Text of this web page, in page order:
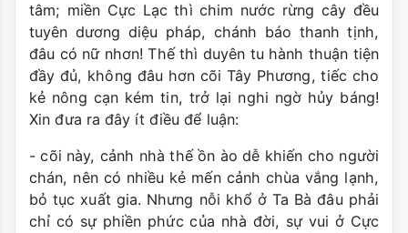
tâm; miền Cực Lạc thì chim nước rừng cây đều
tuyên dương diệu pháp, chánh báo thanh tịnh,
đâu có nữ nhơn! Thế thì duyên tu hành thuận tiện
đầy đủ, không đâu hơn cõi Tây Phương, tiếc cho
kẻ nông cạn kém tin, trở lại nghi ngờ hủy báng!
Xin đưa ra đây ít điều để luận:
- cõi này, cảnh nhà thế ồn ào dễ khiến cho người
chán, nên có nhiều kẻ mến cảnh chùa vắng lạnh,
bỏ tục xuất gia. Nhưng nỗi khổ ở Ta Bà đâu phải
chỉ có sự phiền phức của nhà đời, sự vui ở Cực